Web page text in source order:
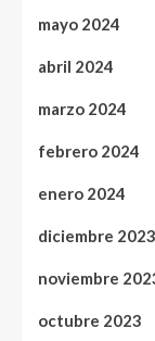
mayo 2024
abril 2024
marzo 2024
febrero 2024
enero 2024
diciembre 2023
noviembre
octubre 2023